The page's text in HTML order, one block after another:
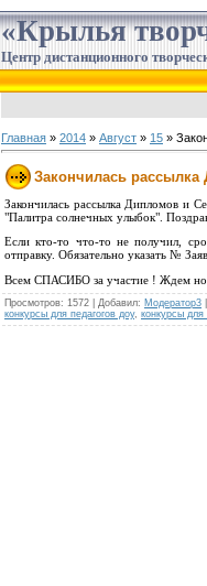
«Крылья
Центр дистанционного
Главная » 2014 » Август » 15 »
Закончилась
Закончилась рассылка Дипломов и
"Палитра солнечных улыбок".
Если кто-то что-то не получил,
отправку. Обязательно указать №
Всем СПАСИБО за участие ! Ждем
Просмотров: 1572 Добавил: Модератор3
конкурсы для педагогов доу, конкурсы